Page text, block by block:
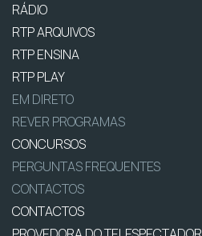
RÁDIO
RTP ARQUIVOS
RTP ENSINA
RTP PLAY
EM DIRETO
REVER PROGRAMAS
CONCURSOS
PERGUNTAS FREQUENTES
CONTACTOS
CONTACTOS